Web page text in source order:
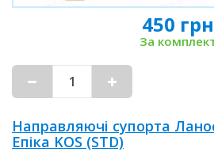
450 грн
За
Направляючі супорта
Епіка KOS (STD)